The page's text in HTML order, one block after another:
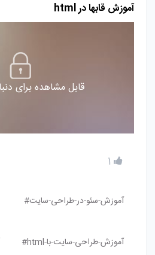
آموزش قابها در html
قابل مشاهده برای
1
آموزش-سئو-در-طراحی-سایت#
آموزش-طراحی-سایت-با-html#